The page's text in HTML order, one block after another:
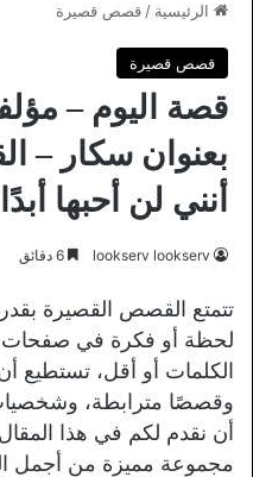
الرئيسية / قصص قصيرة
قصص قصيرة
قصة اليوم –
بعنوان سكار –
أنني لن أحبها أبدًا
lookserv lookserv
تتمتع القصص القصيرة
لحظة أو فكرة في صفحات
الكلمات أو أقل، تستطيع
وقصصًا مترابطة،
أن نقدم لكم في هذا
مجموعة مميزة من أجمل